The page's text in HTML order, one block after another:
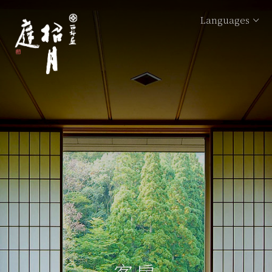
Languages